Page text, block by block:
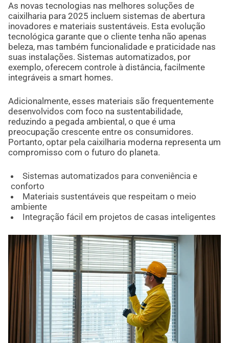
As novas tecnologias nas melhores soluções de
caixilharia para 2025 incluem sistemas de abertura
inovadores e materiais sustentáveis. Esta evolução
tecnológica garante que o cliente tenha não apenas
beleza, mas também funcionalidade e praticidade nas
suas instalações. Sistemas automatizados, por
exemplo, oferecem controle à distância, facilmente
integráveis a smart homes.
Adicionalmente, esses materiais são frequentemente
desenvolvidos com foco na sustentabilidade,
reduzindo a pegada ambiental, o que é uma
preocupação crescente entre os consumidores.
Portanto, optar pela caixilharia moderna representa um
compromisso com o futuro do planeta.
Sistemas automatizados para conveniência e
conforto
Materiais sustentáveis que respeitam o meio
ambiente
Integração fácil em projetos de casas inteligentes